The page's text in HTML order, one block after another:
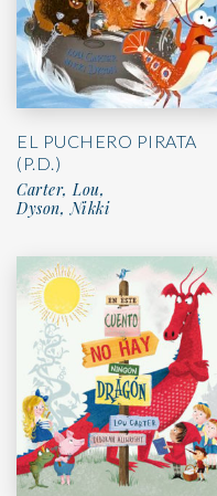
EL PUCHERO PIRATA
(P.D.)
Carter, Lou,
Dyson, Nikki